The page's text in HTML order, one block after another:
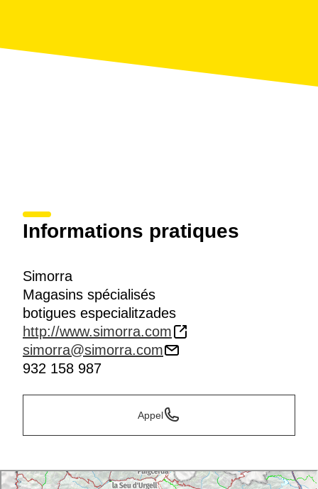
Informations pratiques
Simorra
Magasins spécialisés
botigues especialitzades
http://www.simorra.com
simorra@simorra.com
932 158 987
Appel